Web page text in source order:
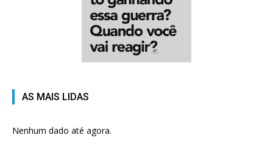
AS MAIS LIDAS
Nenhum dado até agora.